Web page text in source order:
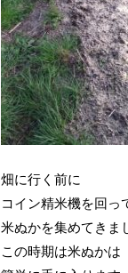
畑に行く前に
コイン精米機を回っ
米ぬかを集めてきま
この時期は米ぬかは